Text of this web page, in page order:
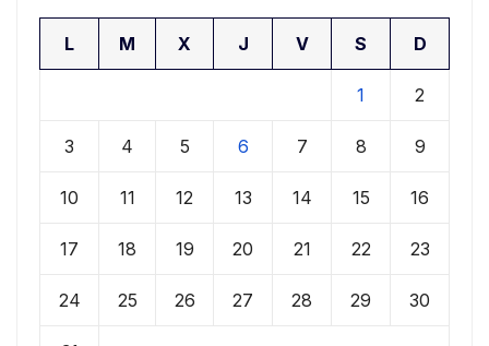
L M X J V S D
1 2
3 4 5 6 7 8 9
10 11 12 13 14 15 16
17 18 19 20 21 22 23
24 25 26 27 28 29 30